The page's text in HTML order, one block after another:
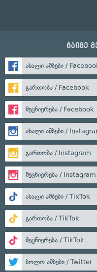
გაიგე
ახალი ამბები /
გართობა / Facebook
მეცნიერება / Facebook
ახალი ამბები /
გართობა / Instagram
მეცნიერება / Instagram
ახალი ამბები / TikTok
გართობა / TikTok
მეცნიერება / TikTok
ბოლო ამბები / Twitter